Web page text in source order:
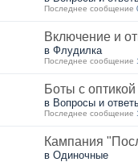
Последнее сообщение
Включение и
в Флудилка
Последнее сообщение
Боты с оптикой
в Вопросы и
Последнее сообщение
Кампания
в Одиночные